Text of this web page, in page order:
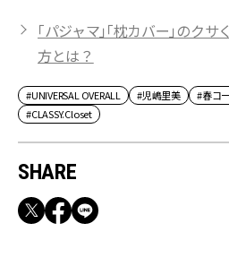
「パジャマ」「枕カバー」のク
方とは？
#UNIVERSAL OVERALL #児嶋里美 #春コ
#CLASSY.Closet
SHARE